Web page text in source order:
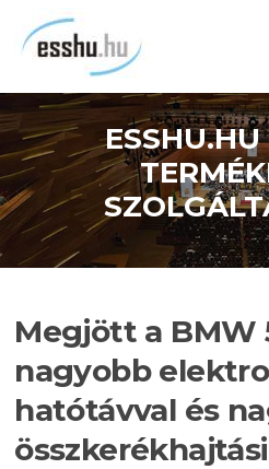
tartalomra
ESSHU.HU
Megjött a BMW
nagyobb
hatótávval és